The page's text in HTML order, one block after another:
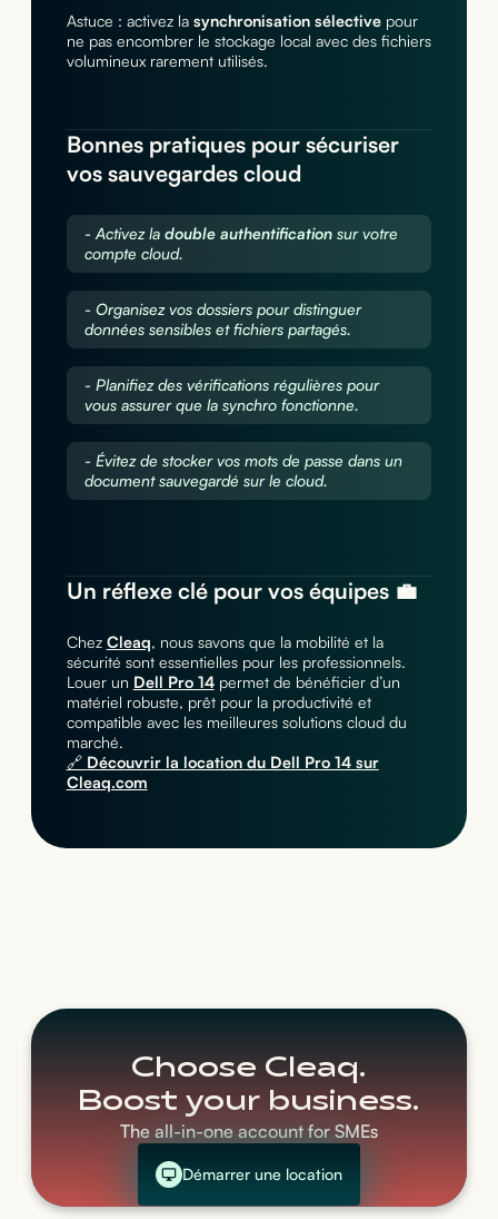
Astuce : activez la synchronisation sélectivepour
ne pas encombrer le stockage local avec des fichiers
volumineux rarement utilisés.
Bonnes pratiques pour sécuriser
vos sauvegardes cloud
- Activez la double authentificationsur votre
compte cloud.
- Organisez vos dossiers pour distinguer
données sensibles et fichiers partagés.
- Planifiez des vérifications régulières pour
vous assurer que la synchro fonctionne.
- Évitez de stocker vos mots de passe dans un
document sauvegardé sur le cloud.
Un réflexe clé pour vos équipes 💼
Chez Cleaq, nous savons que la mobilité et la
sécurité sont essentielles pour les professionnels.
Louer un Dell Pro 14permet de bénéficier d’un
matériel robuste, prêt pour la productivité et
compatible avec les meilleures solutions cloud du
marché.
🔗 Découvrir la location du Dell Pro 14 sur
Cleaq.com
Choose Cleaq.
Boost your business.
The all-in-one account for SMEs
Démarrer une location